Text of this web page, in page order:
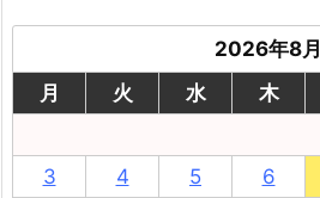
2026年8月
月
火 水 木
3
4 5 6